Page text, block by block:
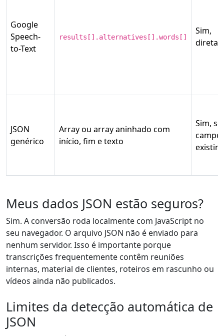
Google
Speech-
to-Text
results[].alternatives[].words[]
Sim,
JSON
genérico
Array ou array aninhado com
início, fim e texto
Sim,
Meus dados JSON estão seguros?
Sim. A conversão roda localmente com JavaScript no
seu navegador. O arquivo JSON não é enviado para
nenhum servidor. Isso é importante porque
transcrições frequentemente contêm reuniões
internas, material de clientes, roteiros em rascunho ou
vídeos ainda não publicados.
Limites da detecção automática de
JSON